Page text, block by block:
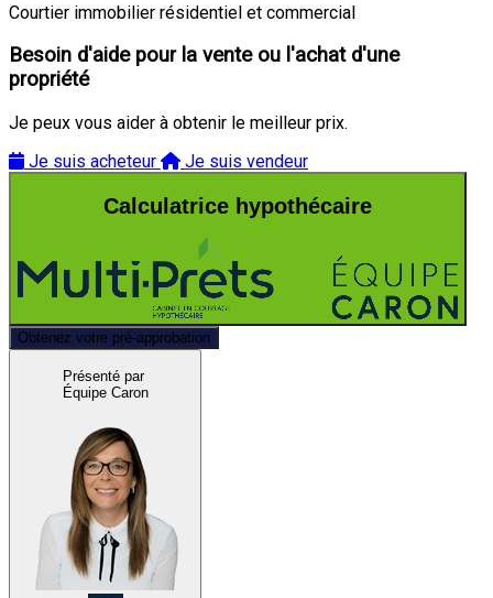
Courtier immobilier résidentiel et commercial
Besoin d'aide pour la vente ou l'achat d'une
propriété
Je peux vous aider à obtenir le meilleur prix.
Je suis acheteur
Je suis vendeur
Calculatrice hypothécaire
Obtenez votre pré-approbation
Présenté par
Équipe Caron